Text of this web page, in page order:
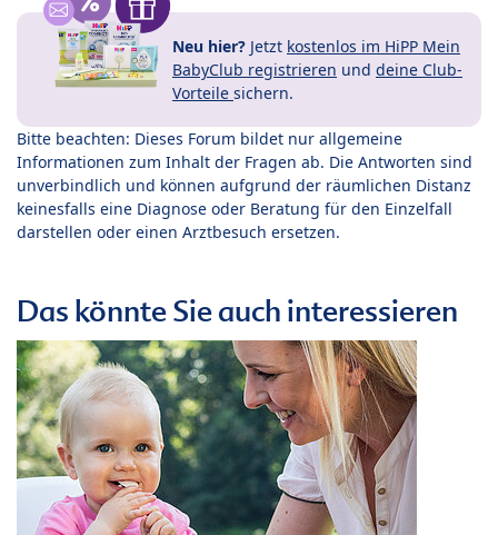
Neu hier? Jetzt kostenlos im HiPP Mein
BabyClub registrieren und deine Club-
Vorteile sichern.
Bitte beachten: Dieses Forum bildet nur allgemeine
Informationen zum Inhalt der Fragen ab. Die Antworten sind
unverbindlich und können aufgrund der räumlichen Distanz
keinesfalls eine Diagnose oder Beratung für den Einzelfall
darstellen oder einen Arztbesuch ersetzen.
Das könnte Sie auch interessieren